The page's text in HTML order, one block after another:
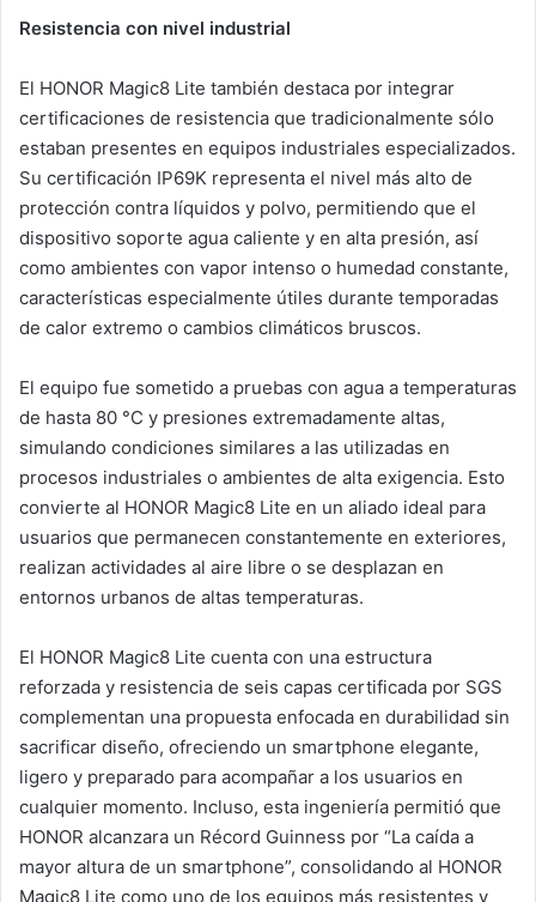
Resistencia con nivel industrial
El HONOR Magic8 Lite también destaca por integrar
certificaciones de resistencia que tradicionalmente sólo
estaban presentes en equipos industriales especializados.
Su certificación IP69K representa el nivel más alto de
protección contra líquidos y polvo, permitiendo que el
dispositivo soporte agua caliente y en alta presión, así
como ambientes con vapor intenso o humedad constante,
características especialmente útiles durante temporadas
de calor extremo o cambios climáticos bruscos.
El equipo fue sometido a pruebas con agua a temperaturas
de hasta 80 °C y presiones extremadamente altas,
simulando condiciones similares a las utilizadas en
procesos industriales o ambientes de alta exigencia. Esto
convierte al HONOR Magic8 Lite en un aliado ideal para
usuarios que permanecen constantemente en exteriores,
realizan actividades al aire libre o se desplazan en
entornos urbanos de altas temperaturas.
El HONOR Magic8 Lite cuenta con una estructura
reforzada y resistencia de seis capas certificada por SGS
complementan una propuesta enfocada en durabilidad sin
sacrificar diseño, ofreciendo un smartphone elegante,
ligero y preparado para acompañar a los usuarios en
cualquier momento. Incluso, esta ingeniería permitió que
HONOR alcanzara un Récord Guinness por “La caída a
mayor altura de un smartphone”, consolidando al HONOR
Magic8 Lite como uno de los equipos más resistentes y